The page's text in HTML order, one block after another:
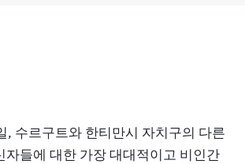
, 수르구트와 한티만시 자치구의 다른
자들에 대한 가장 대대적이고 비인간